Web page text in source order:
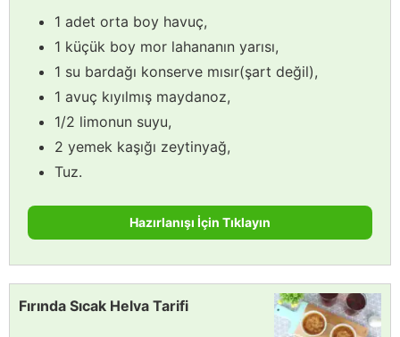
1 adet orta boy havuç,
1 küçük boy mor lahananın yarısı,
1 su bardağı konserve mısır(şart değil),
1 avuç kıyılmış maydanoz,
1/2 limonun suyu,
2 yemek kaşığı zeytinyağ,
Tuz.
Hazırlanışı İçin Tıklayın
Fırında Sıcak Helva Tarifi